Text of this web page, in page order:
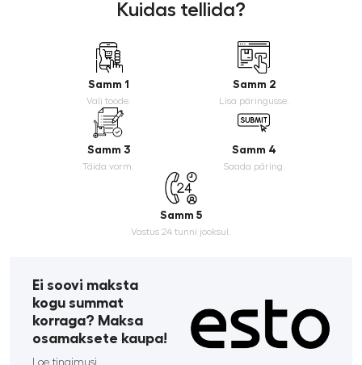
Kuidas tellida?
Samm 1
Vali toode.
Samm 2
Lisa päringusse.
Samm 3
Täida vorm.
Samm 4
Saada päring.
Samm 5
Vastus 24 tunni jooksul.
Ei soovi maksta
kogu summat
korraga? Maksa
osamaksete kaupa!
Loe tingimusi